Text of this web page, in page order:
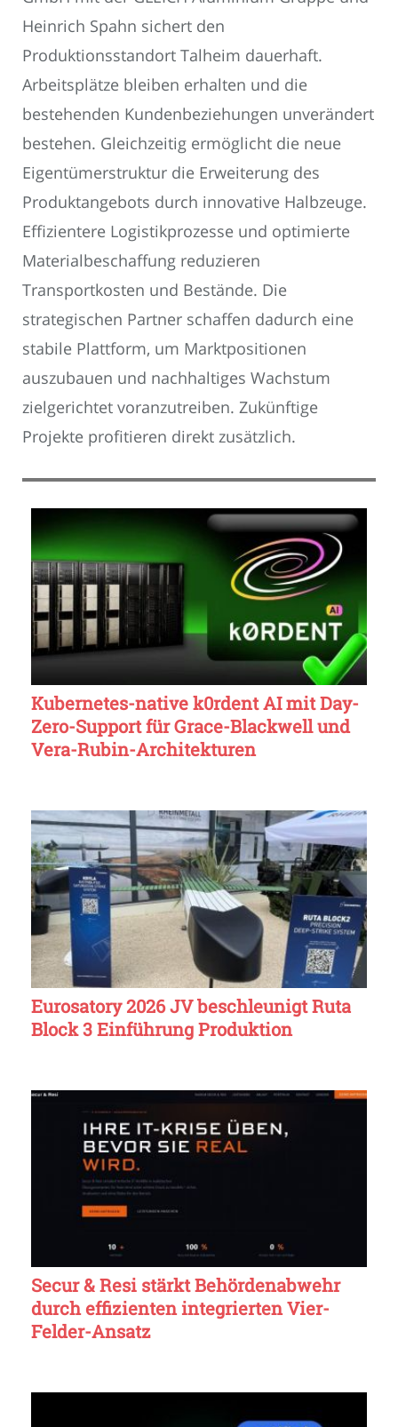
Heinrich Spahn sichert den
Produktionsstandort Talheim dauerhaft.
Arbeitsplätze bleiben erhalten und die
bestehenden Kundenbeziehungen unverändert
bestehen. Gleichzeitig ermöglicht die neue
Eigentümerstruktur die Erweiterung des
Produktangebots durch innovative Halbzeuge.
Effizientere Logistikprozesse und optimierte
Materialbeschaffung reduzieren
Transportkosten und Bestände. Die
strategischen Partner schaffen dadurch eine
stabile Plattform, um Marktpositionen
auszubauen und nachhaltiges Wachstum
zielgerichtet voranzutreiben. Zukünftige
Projekte profitieren direkt zusätzlich.
Kubernetes-native k0rdent AI mit Day-
Zero-Support für Grace-Blackwell und
Vera-Rubin-Architekturen
Eurosatory 2026 JV beschleunigt Ruta
Block 3 Einführung Produktion
Secur & Resi stärkt Behördenabwehr
durch effizienten integrierten Vier-
Felder-Ansatz